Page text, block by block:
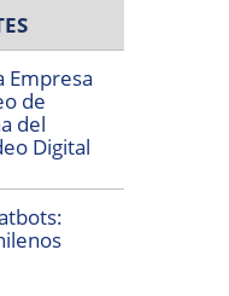
Empresa
de
del
Digital